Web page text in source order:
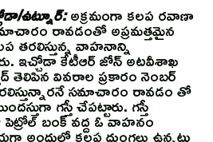
ఉట్నూర్:అక్రమంగా కలప రవాణా
సమాచారం రావడంతో అప్రమత్తమైన
తరలిస్తున్న వాహనాన్ని
ఇచ్చోడా కేటీఆర్ జోన్ అటవీశాఖ
తెలిపిన వివరాల ప్రకారం నెంబర్
సమాచారం రావడం తో
గస్తీ చేపట్టారు. గస్తీ
బంక్ వద్ద ఓ వాహనం